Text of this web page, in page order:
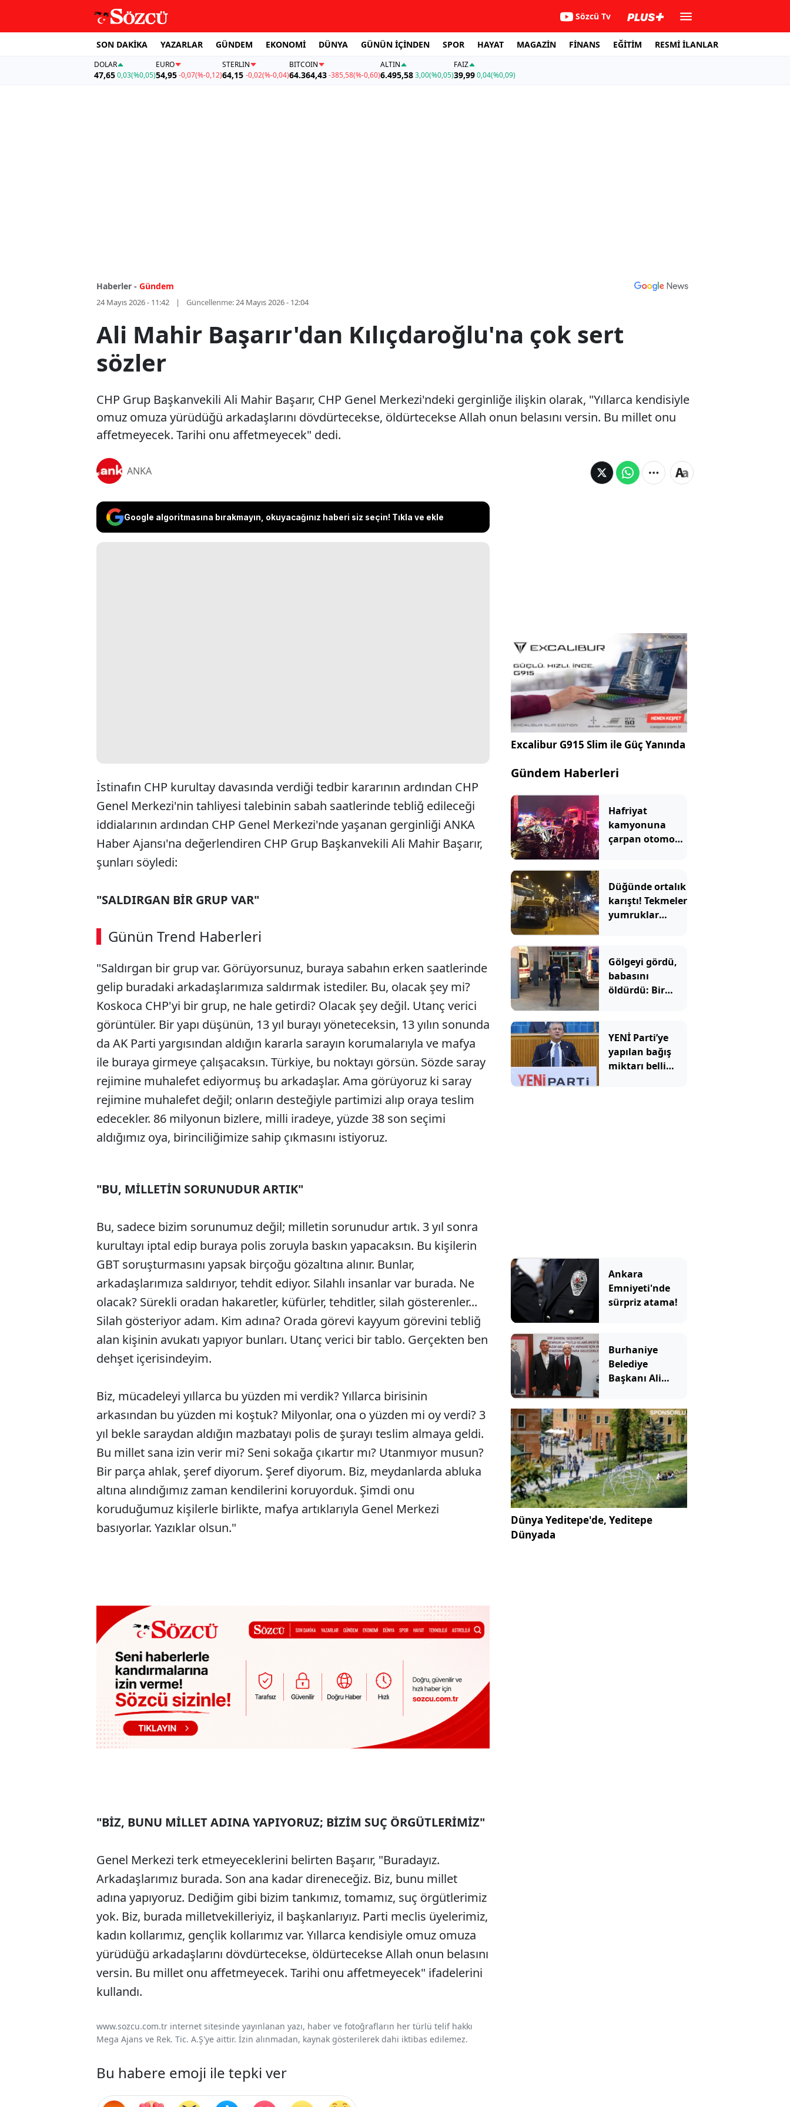
Sözcü Tv
SON DAKİKA YAZARLAR GÜNDEM EKONOMİ DÜNYA GÜNÜN İÇİNDEN SPOR HAYAT MAGAZİN FİNANS EĞİTİM RESMİ İLANLAR
DOLAR
47,650,03(%0,05)
EURO
54,95 -0,07(%-0,12)
STERLIN
64,15 -0,02(%-0,04)
BITCOIN
64.364,43-385,58(%-0,60)
ALTIN
6.495,583,00(%0,05)
FAİZ
39,990,04(%0,09)
Haberler - Gündem
24 Mayıs 2026 - 11:42 Güncellenme:24 Mayıs 2026 - 12:04
Ali Mahir Başarır'dan Kılıçdaroğlu'na çok sert
sözler
CHP Grup Başkanvekili Ali Mahir Başarır, CHP Genel Merkezi'ndeki gerginliğe ilişkin olarak, "Yıllarca kendisiyle
omuz omuza yürüdüğü arkadaşlarını dövdürtecekse, öldürtecekse Allah onun belasını versin. Bu millet onu
affetmeyecek. Tarihi onu affetmeyecek" dedi.
ANKA
Google algoritmasına bırakmayın, okuyacağınız haberi siz seçin! Tıkla ve ekle
İstinafın CHP kurultay davasında verdiği tedbir kararının ardından CHP
Genel Merkezi'nin tahliyesi talebinin sabah saatlerinde tebliğ edileceği
iddialarının ardından CHP Genel Merkezi'nde yaşanan gerginliği ANKA
Haber Ajansı'na değerlendiren CHP Grup Başkanvekili Ali Mahir Başarır,
şunları söyledi:
"SALDIRGAN BİR GRUP VAR"
Günün Trend Haberleri
"Saldırgan bir grup var. Görüyorsunuz, buraya sabahın erken saatlerinde
gelip buradaki arkadaşlarımıza saldırmak istediler. Bu, olacak şey mi?
Koskoca CHP'yi bir grup, ne hale getirdi? Olacak şey değil. Utanç verici
görüntüler. Bir yapı düşünün, 13 yıl burayı yöneteceksin, 13 yılın sonunda
da AK Parti yargısından aldığın kararla sarayın korumalarıyla ve mafya
ile buraya girmeye çalışacaksın. Türkiye, bu noktayı görsün. Sözde saray
rejimine muhalefet ediyormuş bu arkadaşlar. Ama görüyoruz ki saray
rejimine muhalefet değil; onların desteğiyle partimizi alıp oraya teslim
edecekler. 86 milyonun bizlere, milli iradeye, yüzde 38 son seçimi
aldığımız oya, birinciliğimize sahip çıkmasını istiyoruz.
"BU, MİLLETİN SORUNUDUR ARTIK"
Bu, sadece bizim sorunumuz değil; milletin sorunudur artık. 3 yıl sonra
kurultayı iptal edip buraya polis zoruyla baskın yapacaksın. Bu kişilerin
GBT soruşturmasını yapsak birçoğu gözaltına alınır. Bunlar,
arkadaşlarımıza saldırıyor, tehdit ediyor. Silahlı insanlar var burada. Ne
olacak? Sürekli oradan hakaretler, küfürler, tehditler, silah gösterenler...
Silah gösteriyor adam. Kim adına? Orada görevi kayyum görevini tebliğ
alan kişinin avukatı yapıyor bunları. Utanç verici bir tablo. Gerçekten ben
dehşet içerisindeyim.
Biz, mücadeleyi yıllarca bu yüzden mi verdik? Yıllarca birisinin
arkasından bu yüzden mi koştuk? Milyonlar, ona o yüzden mi oy verdi? 3
yıl bekle saraydan aldığın mazbatayı polis de şurayı teslim almaya geldi.
Bu millet sana izin verir mi? Seni sokağa çıkartır mı? Utanmıyor musun?
Bir parça ahlak, şeref diyorum. Şeref diyorum. Biz, meydanlarda abluka
altına alındığımız zaman kendilerini koruyorduk. Şimdi onu
koruduğumuz kişilerle birlikte, mafya artıklarıyla Genel Merkezi
basıyorlar. Yazıklar olsun."
"BİZ, BUNU MİLLET ADINA YAPIYORUZ; BİZİM SUÇ ÖRGÜTLERİMİZ"
Genel Merkezi terk etmeyeceklerini belirten Başarır, "Buradayız.
Arkadaşlarımız burada. Son ana kadar direneceğiz. Biz, bunu millet
adına yapıyoruz. Dediğim gibi bizim tankımız, tomamız, suç örgütlerimiz
yok. Biz, burada milletvekilleriyiz, il başkanlarıyız. Parti meclis üyelerimiz,
kadın kollarımız, gençlik kollarımız var. Yıllarca kendisiyle omuz omuza
yürüdüğü arkadaşlarını dövdürtecekse, öldürtecekse Allah onun belasını
versin. Bu millet onu affetmeyecek. Tarihi onu affetmeyecek" ifadelerini
kullandı.
www.sozcu.com.tr internet sitesinde yayınlanan yazı, haber ve fotoğrafların her türlü telif hakkı
Mega Ajans ve Rek. Tic. A.Ş'ye aittir. İzin alınmadan, kaynak gösterilerek dahi iktibas edilemez.
Bu habere emoji ile tepki ver
Excalibur G915 Slim ile Güç Yanında
Gündem Haberleri
Hafriyat
kamyonuna
çarpan otomobil
Düğünde ortalık
karıştı! Tekmeler
yumruklar
Gölgeyi gördü,
babasını
öldürdü: Bir
YENİ Parti’ye
yapılan bağış
miktarı belli
Ankara
Emniyeti'nde
sürpriz atama!
Burhaniye
Belediye
Başkanı Ali
Yeni Parti'ye
katıldı
Dünya Yeditepe'de, Yeditepe
Dünyada